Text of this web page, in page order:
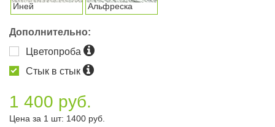
Иней Альфреска
Дополнительно:
Цветопроба
Стык в стык
1 400 руб.
Цена за 1 шт: 1400 руб.